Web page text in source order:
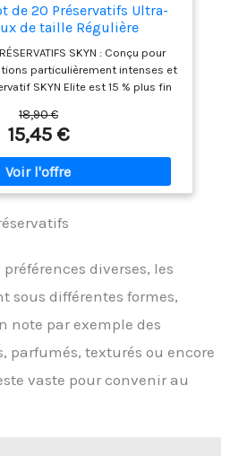
de 20 Préservatifs Ultra-
de taille Régulière
SKYN : Conçu pour
particulièrement intenses et
SKYN Elite est 15 % plus fin
: Ce préservatif sans latex est
la technologie SKYNFEEL, un
si doux et confortable
l'impression de ne rien porter du
POUR CHAQUE MOMENT :
Elle peut vous apporter
sans angoisse. LIVRAISON
les boîtes de préservatifs sont
AUX NORMES DE QUALITÉ LES
pour répondre aux normes les
votre bien-être sexuel et vous
non désirées.
18,90 €
15,45 €
diverses, les
sous différentes formes,
note par exemple des
parfumés, texturés ou encore
vaste pour convenir au